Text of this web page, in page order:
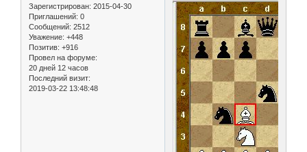
Зарегистрирован: 2015-04-30
Приглашений: 0
Сообщений: 2512
Уважение: +448
Позитив: +916
Провел на форуме:
20 дней 12 часов
Последний визит:
2019-03-22 13:48:48